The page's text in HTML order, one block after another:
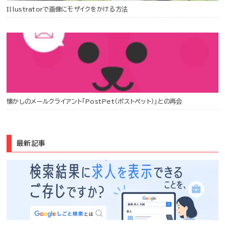
Illustratorで画像にモザイクをかける方法
懐かしのメールクライアント「PostPet（ポストペット）」との再会
最新記事